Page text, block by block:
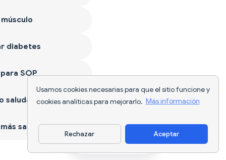
Usamos cookies necesarias para que el sitio funcione y
cookies analíticas para mejorarlo. Más información
Rechazar Aceptar
Descargar app
diabetes
SOP
saludable
sano